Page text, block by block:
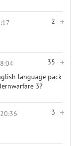
2
35
language pack
3?
3